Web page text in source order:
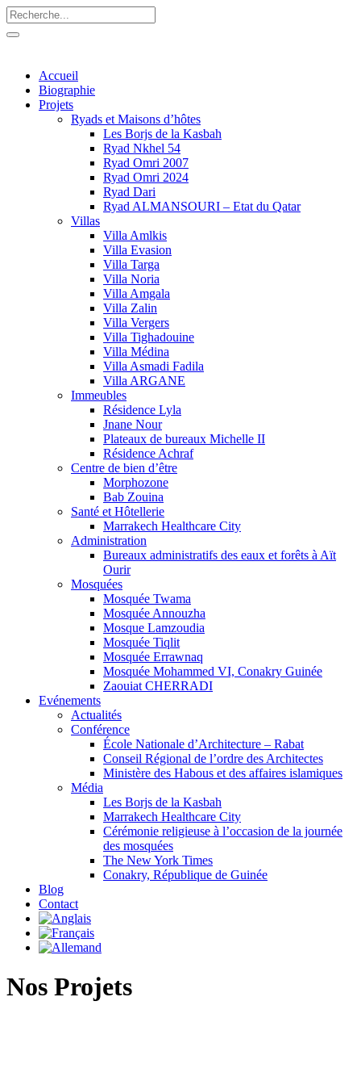
Accueil
Biographie
Projets
Ryads et Maisons d’hôtes
Les Borjs de la Kasbah
Ryad Nkhel 54
Ryad Omri 2007
Ryad Omri 2024
Ryad Dari
Ryad ALMANSOURI – Etat du Qatar
Villas
Villa Amlkis
Villa Evasion
Villa Targa
Villa Noria
Villa Amgala
Villa Zalin
Villa Vergers
Villa Tighadouine
Villa Médina
Villa Asmadi Fadila
Villa ARGANE
Immeubles
Résidence Lyla
Jnane Nour
Plateaux de bureaux Michelle II
Résidence Achraf
Centre de bien d’être
Morphozone
Bab Zouina
Santé et Hôtellerie
Marrakech Healthcare City
Administration
Bureaux administratifs des eaux et forêts à Aït
Ourir
Mosquées
Mosquée Twama
Mosquée Annouzha
Mosque Lamzoudia
Mosquée Tiqlit
Mosquée Errawnaq
Mosquée Mohammed VI, Conakry Guinée
Zaouiat CHERRADI
Evénements
Actualités
Conférence
École Nationale d’Architecture – Rabat
Conseil Régional de l’ordre des Architectes
Ministère des Habous et des affaires islamiques
Média
Les Borjs de la Kasbah
Marrakech Healthcare City
Cérémonie religieuse à l’occasion de la journée
des mosquées
The New York Times
Conakry, République de Guinée
Blog
Contact
Nos Projets